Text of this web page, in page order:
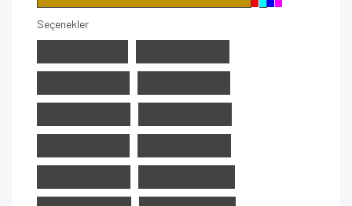
Seçenekler